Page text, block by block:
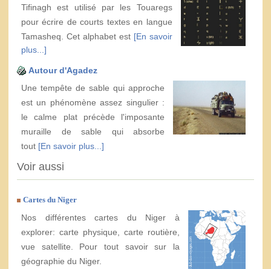
Tifinagh est utilisé par les Touaregs
pour écrire de courts textes en langue
Tamasheq. Cet alphabet est [En savoir
plus...]
Autour d'Agadez
Une tempête de sable qui approche
est un phénomène assez singulier :
le calme plat précède l'imposante
muraille de sable qui absorbe
tout [En savoir plus...]
Voir aussi
Cartes du Niger
Nos différentes cartes du Niger à
explorer: carte physique, carte routière,
vue satellite. Pour tout savoir sur la
géographie du Niger.